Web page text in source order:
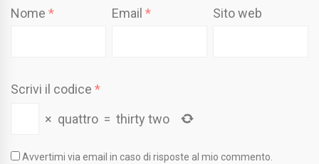
Nome * Email* Sito web
Scrivi il codice *
× quattro = thirty two
Avvertimi via email in caso di risposte al mio commento.